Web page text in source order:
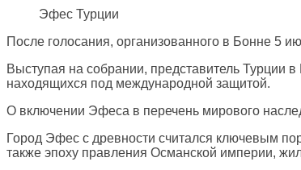
Эфес Турции
После голосания, организованного в Бонне 5
Выступая на собрании, представитель Турции
находящихся под международной защитой.
О включении Эфеса в перечень мирового
Город Эфес с древности считался ключевым
также эпоху правления Османской империи,